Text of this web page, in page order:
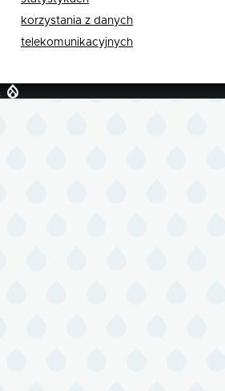
korzystania z danych
telekomunikacyjnych